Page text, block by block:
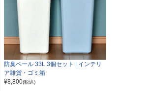
防臭ペール 33L 3個セット | インテリ
ア雑貨・ゴミ箱
¥8,800(税込)